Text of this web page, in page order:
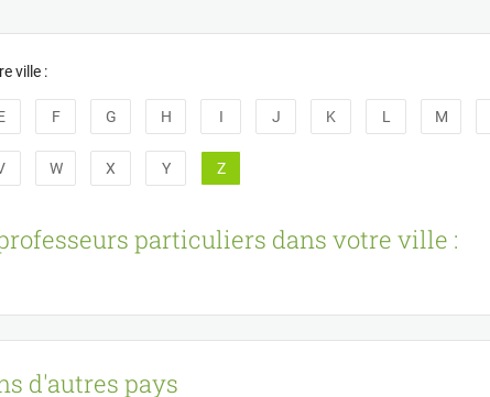
ville :
F G H I J K L M
W X Y Z
particuliers dans votre ville :
d'autres pays